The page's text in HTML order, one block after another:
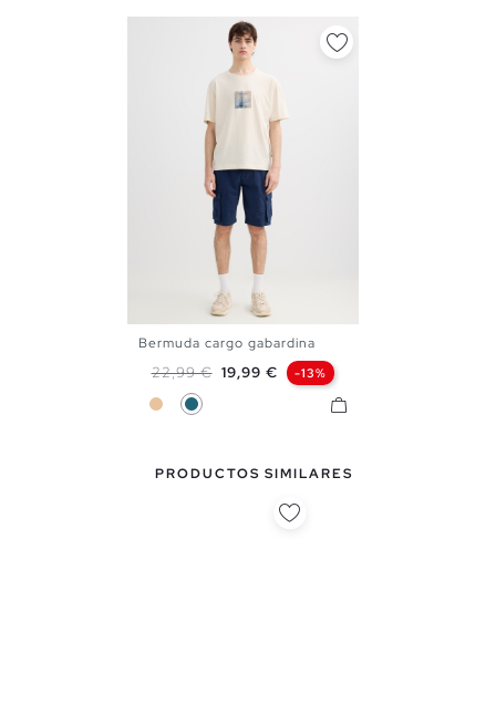
42
Bermuda cargo gabardina
Precio base
22,99 € Precio
19,99 € -13%
BeigeAzul Petróleo
PRODUCTOS SIMILARES